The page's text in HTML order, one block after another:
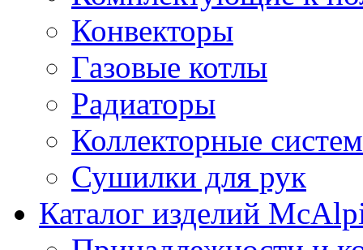
Конвекторы
Газовые котлы
Радиаторы
Коллекторные
Сушилки для рук
Каталог изделий